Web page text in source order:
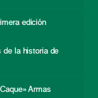
edición
de la historia de
Armas